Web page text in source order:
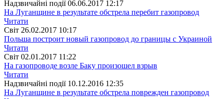
Надзвичайні події 06.06.2017 12:17
На Луганщине в результате обстрела перебит газопровод
Читати
Свiт 26.02.2017 10:17
Польша построит новый газопровод до границы с Украиной
Читати
Свiт 02.01.2017 11:22
На газопроводе возле Баку произошел взрыв
Читати
Надзвичайні події 10.12.2016 12:35
На Луганщине в результате обстрела поврежден газопровод